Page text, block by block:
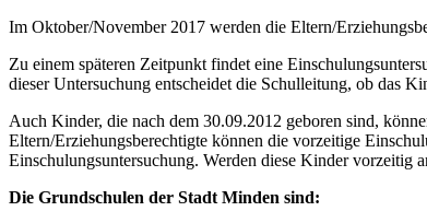
Im Oktober/November 2017 werden die Eltern/
Zu einem späteren Zeitpunkt findet eine
dieser Untersuchung entscheidet die Schulleitung, ob das
Auch Kinder, die nach dem 30.09.2012 geboren sind,
Eltern/Erziehungsberechtigte können die vorzeitige
Einschulungsuntersuchung. Werden diese Kinder vorzeitig
Die Grundschulen der Stadt Minden sind: